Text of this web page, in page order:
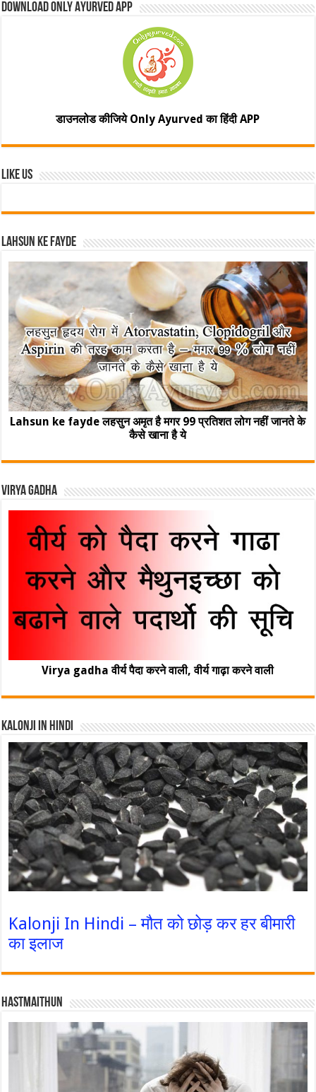
Download Only Ayurved App
डाउनलोड कीजिये Only Ayurved का हिंदी APP
Like Us
Lahsun ke fayde
Lahsun ke fayde लहसुन अमृत है मगर 99 प्रतिशत लोग नहीं जानते के
कैसे खाना है ये
Virya Gadha
Virya gadha वीर्य पैदा करने वाली, वीर्य गाढ़ा करने वाली
Kalonji In Hindi
Kalonji In Hindi – मौत को छोड़ कर हर बीमारी
का इलाज
Hastmaithun